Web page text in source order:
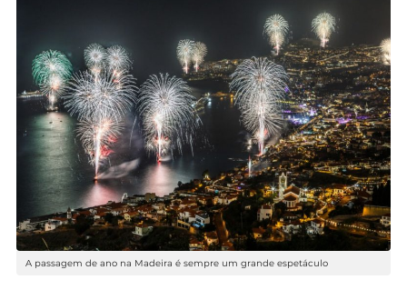
A passagem de ano na Madeira é sempre um grande espetáculo